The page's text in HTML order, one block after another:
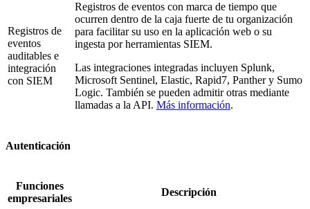
Registros de
eventos
auditables e
integración
con SIEM
Registros de eventos con marca de tiempo que
ocurren dentro de la caja fuerte de tu organización
para facilitar su uso en la aplicación web o su
ingesta por herramientas SIEM.
Las integraciones integradas incluyen Splunk,
Microsoft Sentinel, Elastic, Rapid7, Panther y Sumo
Logic. También se pueden admitir otras mediante
llamadas a la API. Más información.
Autenticación
Funciones
empresariales
Descripción